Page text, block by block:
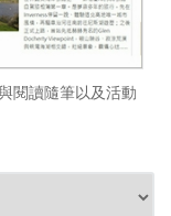
閱讀隨筆以及活動